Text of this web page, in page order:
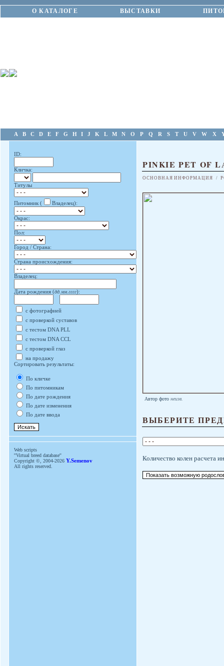
О КАТАЛОГЕ ВЫСТАВКИ
A B C D E F G H I J K L M N O P Q R S T U V W X
ID:
Кличка:
Титулы
Питомник ( Владелец):
Окрас:
Пол:
Город / Страна:
Страна происхождения:
Владелец:
Дата рождения (дд.мм.гггг):
с фотографией
с проверкой суставов
с тестом DNA PLL
с тестом DNA CCL
с проверкой глаз
на продажу
Сортировать результаты:
По кличке
По питомникам
По дате рождения
По дате изменения
По дате ввода
Web scripts
''Virtual breed database''
Copyright ©, 2004-2026 Y.Semenov
All rights reserved.
PINKIE PET OF
ОСНОВНАЯ ИНФОРМАЦИЯ /
Автор фото неизв.
ВЫБЕРИТЕ
Количество колен расчета